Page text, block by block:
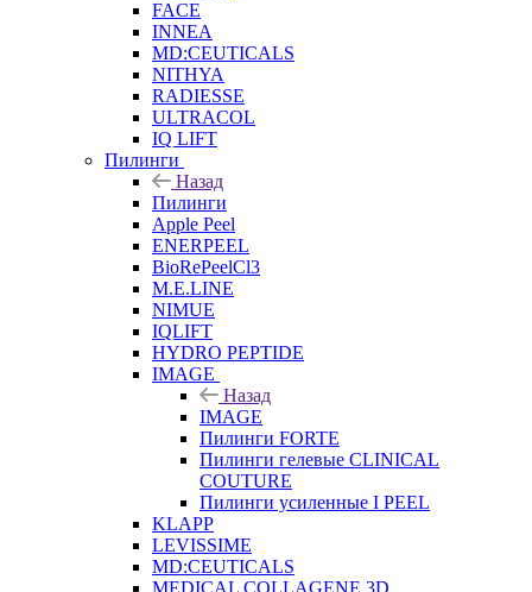
FACE
INNEA
MD:CEUTICALS
NITHYA
RADIESSE
ULTRACOL
IQ LIFT
Пилинги
Назад
Пилинги
Apple Peel
ENERPEEL
BioRePeelCl3
M.E.LINE
NIMUE
IQLIFT
HYDRO PEPTIDE
IMAGE
Назад
IMAGE
Пилинги FORTE
Пилинги гелевые CLINICAL
COUTURE
Пилинги усиленные I PEEL
KLAPP
LEVISSIME
MD:CEUTICALS
MEDICAL COLLAGENE 3D